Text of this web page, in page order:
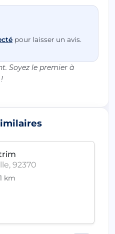
pour laisser un avis.
Soyez le premier à
92370
km